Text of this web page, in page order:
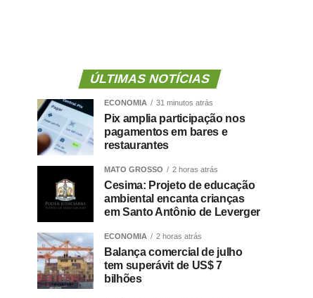
ÚLTIMAS NOTÍCIAS
ECONOMIA 31 minutos atrás
Pix amplia participação nos
pagamentos em bares e
restaurantes
MATO GROSSO 2 horas atrás
Cesima: Projeto de educação
ambiental encanta crianças
em Santo Antônio de Leverger
ECONOMIA 2 horas atrás
Balança comercial de julho
tem superávit de US$ 7
bilhões